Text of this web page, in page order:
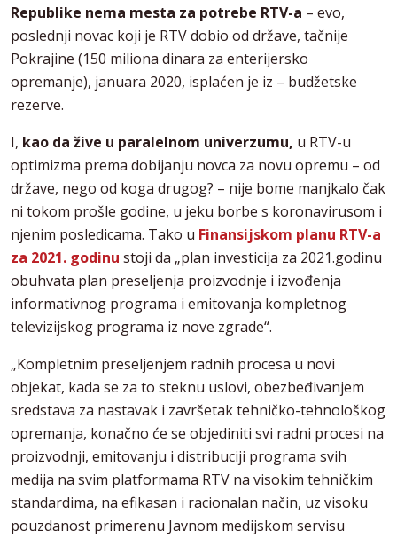
Republike nema mesta za potrebe RTV-a – evo,
poslednji novac koji je RTV dobio od države, tačnije
Pokrajine (150 miliona dinara za enterijersko
opremanje), januara 2020, isplaćen je iz – budžetske
rezerve.
I, kao da žive u paralelnom univerzumu, u RTV-u
optimizma prema dobijanju novca za novu opremu – od
države, nego od koga drugog? – nije bome manjkalo čak
ni tokom prošle godine, u jeku borbe s koronavirusom i
njenim posledicama. Tako u Finansijskom planu RTV-a
za 2021. godinu stoji da „plan investicija za 2021.godinu
obuhvata plan preseljenja proizvodnje i izvođenja
informativnog programa i emitovanja kompletnog
televizijskog programa iz nove zgrade“.
„Kompletnim preseljenjem radnih procesa u novi
objekat, kada se za to steknu uslovi, obezbeđivanjem
sredstava za nastavak i završetak tehničko-tehnološkog
opremanja, konačno će se objediniti svi radni procesi na
proizvodnji, emitovanju i distribuciji programa svih
medija na svim platformama RTV na visokim tehničkim
standardima, na efikasan i racionalan način, uz visoku
pouzdanost primerenu Javnom medijskom servisu